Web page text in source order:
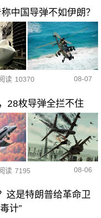
中国导弹不如伊朗？
读 10370 08-07
28枚导弹全拦不住
读 7195 08-06
这是特朗普给革命卫
计”